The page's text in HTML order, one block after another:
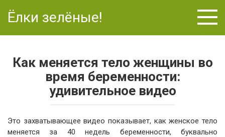
Ёлки зелёные!
Как меняется тело женщины во
время беременности:
удивительное видео
Это захватывающее видео показывает, как женское тело
меняется за 40 недель беременности, буквально